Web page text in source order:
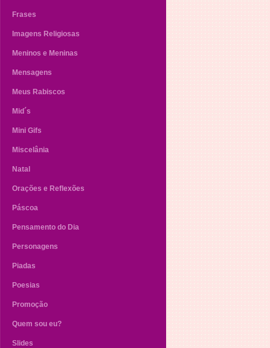
Frases
Imagens Religiosas
Meninos e Meninas
Mensagens
Meus Rabiscos
Mid´s
Mini Gifs
Miscelânia
Natal
Orações e Reflexões
Páscoa
Pensamento do Dia
Personagens
Piadas
Poesias
Promoção
Quem sou eu?
Slides